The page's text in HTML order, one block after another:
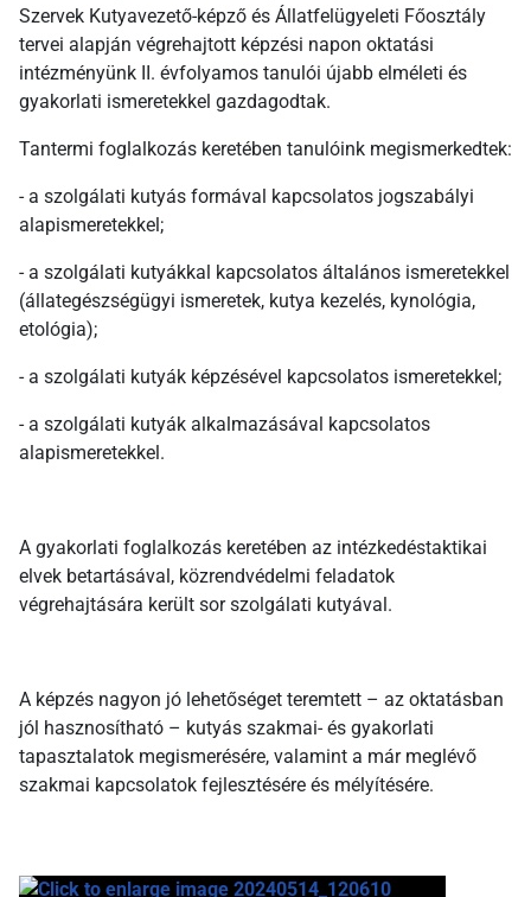
Szervek Kutyavezető-képző és Állatfelügyeleti Főosztály
tervei alapján végrehajtott képzési napon oktatási
intézményünk II. évfolyamos tanulói újabb elméleti és
gyakorlati ismeretekkel gazdagodtak.
Tantermi foglalkozás keretében tanulóink megismerkedtek:
- a szolgálati kutyás formával kapcsolatos jogszabályi
alapismeretekkel;
- a szolgálati kutyákkal kapcsolatos általános ismeretekkel
(állategészségügyi ismeretek, kutya kezelés, kynológia,
etológia);
- a szolgálati kutyák képzésével kapcsolatos ismeretekkel;
- a szolgálati kutyák alkalmazásával kapcsolatos
alapismeretekkel.
A gyakorlati foglalkozás keretében az intézkedéstaktikai
elvek betartásával, közrendvédelmi feladatok
végrehajtására került sor szolgálati kutyával.
A képzés nagyon jó lehetőséget teremtett – az oktatásban
jól hasznosítható – kutyás szakmai- és gyakorlati
tapasztalatok megismerésére, valamint a már meglévő
szakmai kapcsolatok fejlesztésére és mélyítésére.